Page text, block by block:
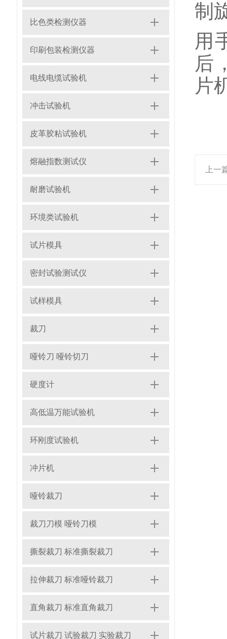
比色类检测仪器
印刷包装检测仪器
电线电缆试验机
冲击试验机
皮革胶粘试验机
熔融指数测试仪
耐磨试验机
环境类试验机
试片模具
密封试验测试仪
试样模具
裁刀
哑铃刀 哑铃切刀
硬度计
高低温万能试验机
环刚度试验机
冲片机
哑铃裁刀
裁刀刀模 哑铃刀模
撕裂裁刀 标准撕裂裁刀
拉伸裁刀 标准哑铃裁刀
直角裁刀 标准直角裁刀
试片裁刀 试验裁刀 实验裁刀
制
用
后
片
上一